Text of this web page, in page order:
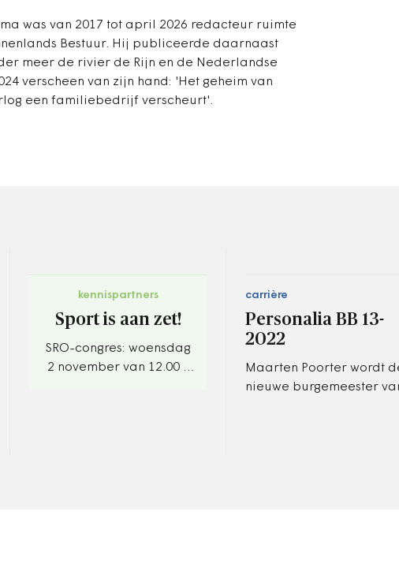
was van 2017 tot april 2026 redacteur ruimte
Bestuur. Hij publiceerde daarnaast
meer de rivier de Rijn en de Nederlandse
verscheen van zijn hand: 'Het geheim van
een familiebedrijf verscheurt'.
kennispartners
Sport is aan zet!
SRO-congres: woensdag
2 november van 12.00 -
carrière
Personalia BB 13-
2022
Maarten Poorter wordt
nieuwe burgemeester